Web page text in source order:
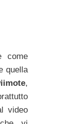
come
quella
,
video